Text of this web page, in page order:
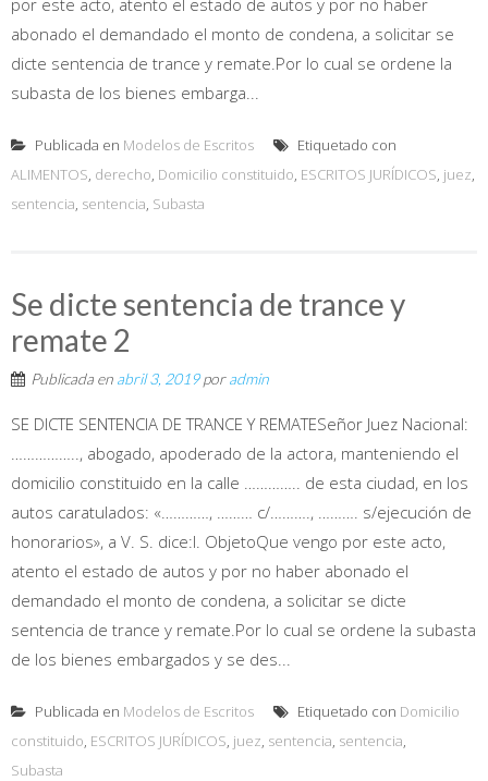
abonado el demandado el monto de condena, a solicitar se
dicte sentencia de trance y remate.Por lo cual se ordene la
subasta de los bienes embarga...
Publicada en Modelos de Escritos
Etiquetado con
ALIMENTOS, derecho, Domicilio constituido, ESCRITOS JURÍDICOS, juez,
sentencia, sentencia, Subasta
Se dicte sentencia de trance y
remate 2
Publicada en abril 3, 2019poradmin
SE DICTE SENTENCIA DE TRANCE Y REMATESeñor Juez Nacional:
…………….., abogado, apoderado de la actora, manteniendo el
domicilio constituido en la calle ………….. de esta ciudad, en los
autos caratulados: «…………, ……… c/………., ………. s/ejecución de
honorarios», a V. S. dice:I. ObjetoQue vengo por este acto,
atento el estado de autos y por no haber abonado el
demandado el monto de condena, a solicitar se dicte
sentencia de trance y remate.Por lo cual se ordene la subasta
de los bienes embargados y se des...
Publicada en Modelos de Escritos Etiquetado con Domicilio
constituido, ESCRITOS JURÍDICOS, juez, sentencia, sentencia,
Subasta